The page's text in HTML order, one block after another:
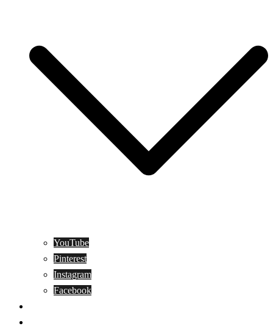
YouTube
Pinterest
Instagram
Facebook